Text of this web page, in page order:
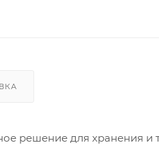
решение для хранения и